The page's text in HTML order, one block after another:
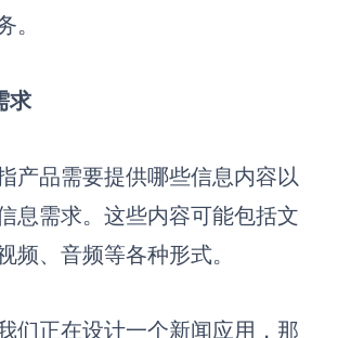
。
求
产品需要提供哪些信息内容以
息需求。这些内容可能包括文
频、音频等各种形式。
们正在设计一个新闻应用，那